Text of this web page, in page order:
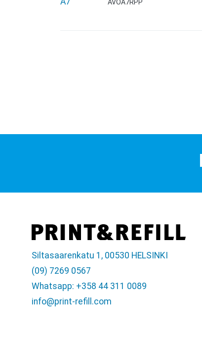
AVOA7RPP
Siltasaarenkatu 1, 00530 HELSINKI
(09) 7269 0567
Whatsapp: +358 44 311 0089
info@print-refill.com